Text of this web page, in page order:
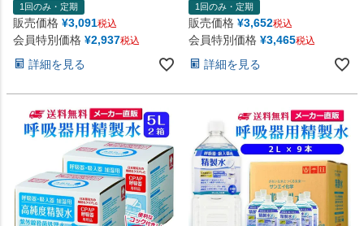
CPAP シーパップ 睡眠時 無呼
吸症候群 SAS チャンバー 鼻う
がい スチーマー 高純度精製水
純水 蒸留水 イオン交換水 超純
水 せいせいすい 日本製
1回のみ・定期
販売価格 ¥3,091税込
会員特別価格 ¥2,937税込
詳細を見る
プ 睡眠時 無呼吸症候群 SAS チ
ャンバー 鼻うがい スチーマー
ペットボトル 高純度精製水 純
水 蒸留水 イオン交換水 超純水
せいせいすい 日本製
1回のみ・定期
販売価格 ¥3,652税込
会員特別価格 ¥3,465税込
詳細を見る